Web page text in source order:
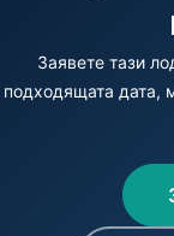
Заявете тази
подходящата дата,